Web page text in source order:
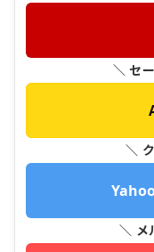
＼ セ
＼
＼ メ